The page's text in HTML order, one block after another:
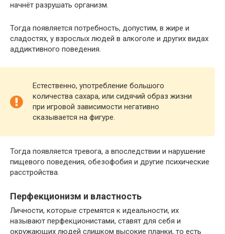
начнёт разрушать организм.
Тогда появляется потребность, допустим, в жире и
сладостях, у взрослых людей в алкоголе и других видах
аддиктивного поведения.
Естественно, употребление большого
количества сахара, или сидячий образ жизни
при игровой зависимости негативно
сказывается на фигуре.
Тогда появляется тревога, а впоследствии и нарушение
пищевого поведения, обезофобия и другие психические
расстройства.
Перфекционизм и властность
Личности, которые стремятся к идеальности, их
называют перфекционистами, ставят для себя и
окружающих людей слишком высокие планки, то есть